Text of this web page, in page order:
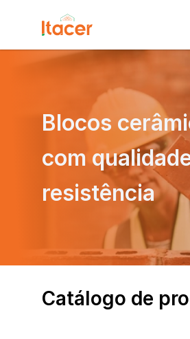
Catálogo de
Blocos
com
resistência